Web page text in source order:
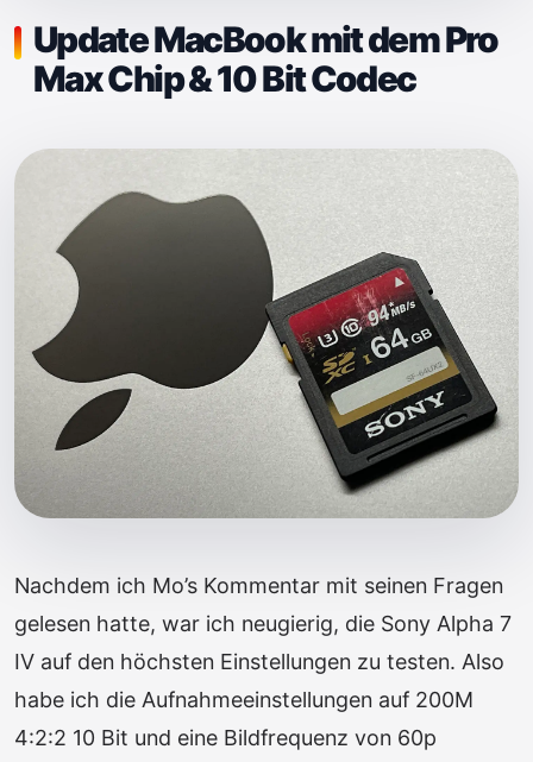
Update MacBook mit dem Pro
Max Chip & 10 Bit Codec
Nachdem ich Mo’s Kommentar mit seinen Fragen
gelesen hatte, war ich neugierig, die Sony Alpha 7
IV auf den höchsten Einstellungen zu testen. Also
habe ich die Aufnahmeeinstellungen auf 200M
4:2:2 10 Bit und eine Bildfrequenz von 60p